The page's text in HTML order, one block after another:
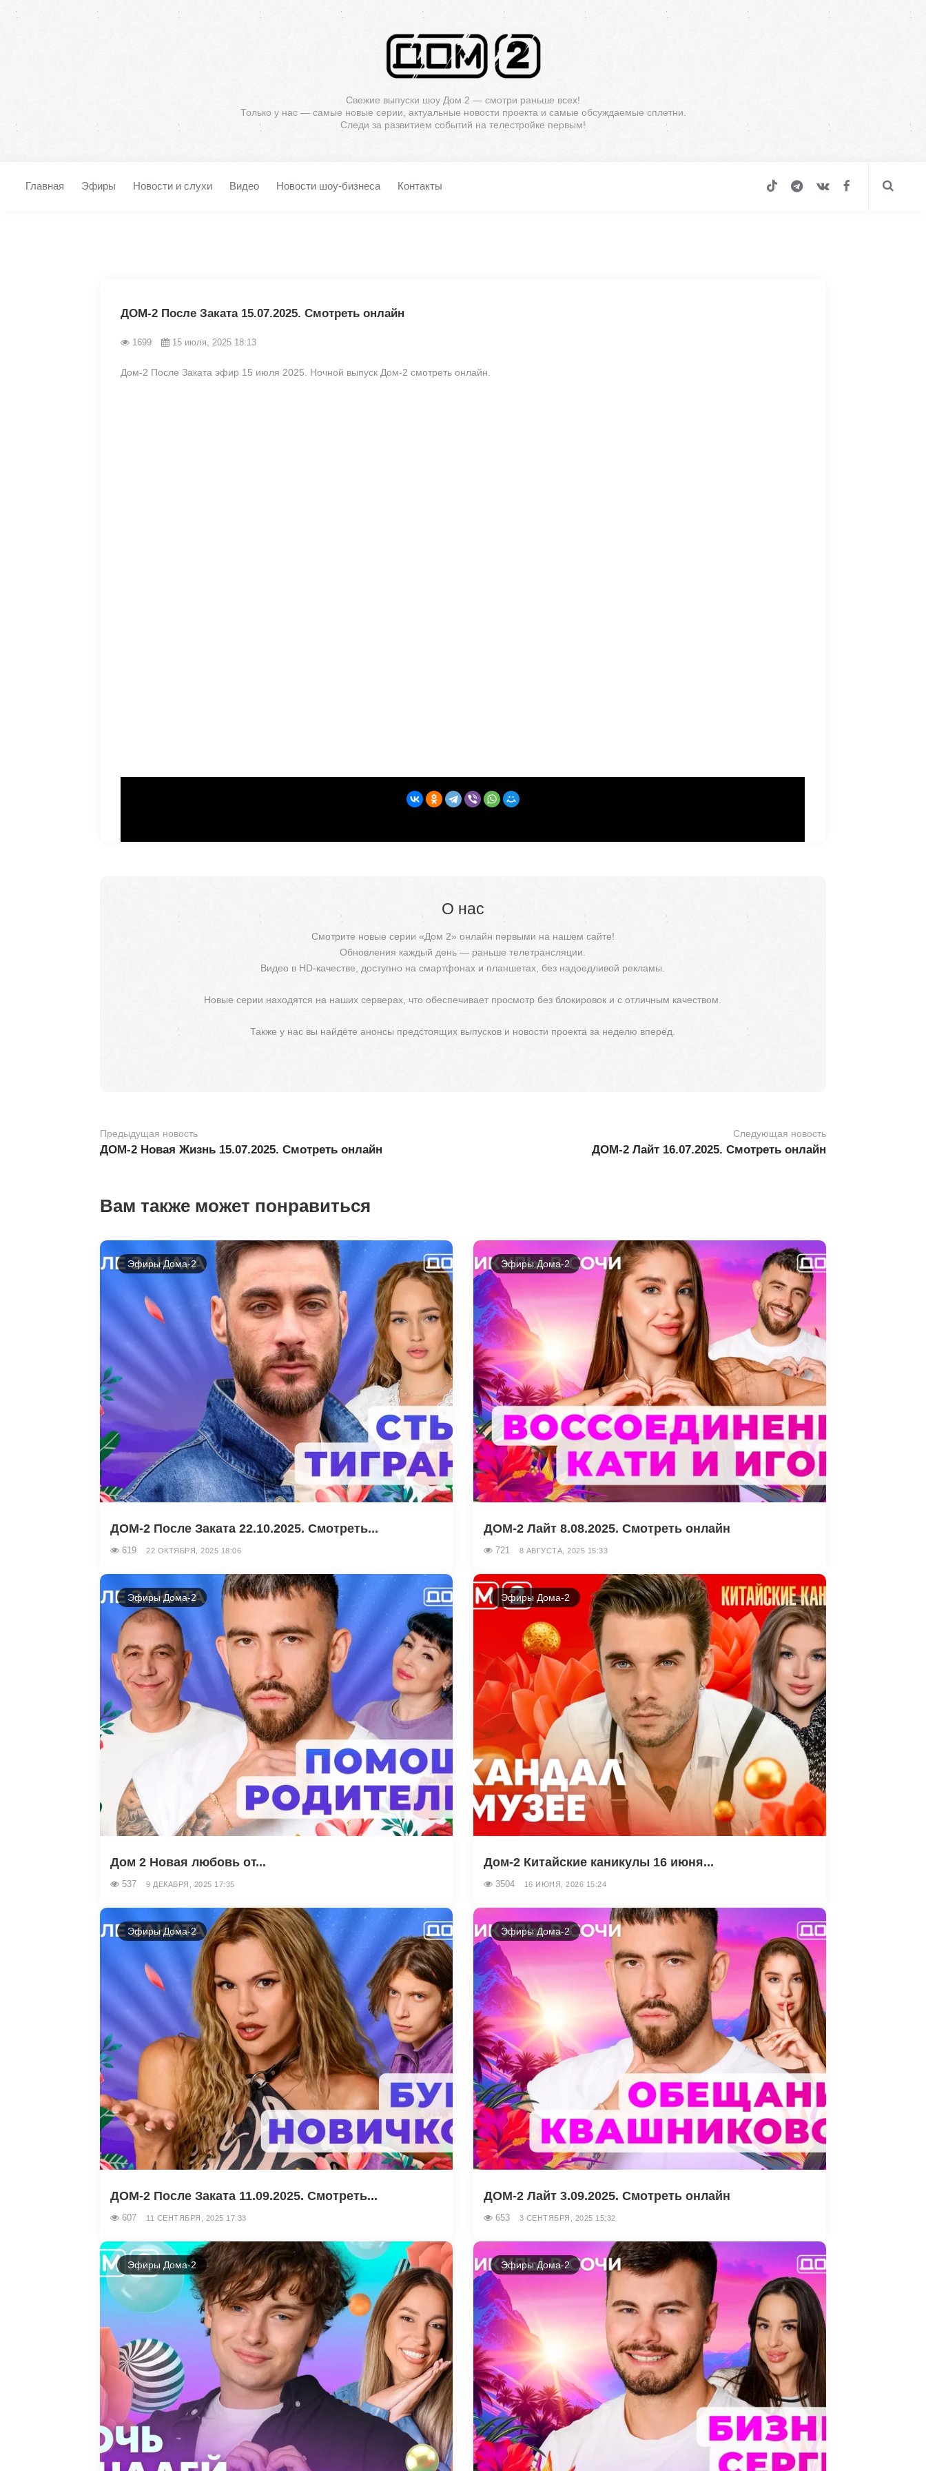
Свежие выпуски шоу Дом 2 — смотри раньше всех!
Только у нас — самые новые серии, актуальные новости проекта и самые обсуждаемые сплетни.
Следи за развитием событий на телестройке первым!
Главная Эфиры Новости и слухи Видео Новости шоу-бизнеса Контакты
ДОМ-2 После Заката 15.07.2025. Смотреть онлайн
1699 15 июля, 2025 18:13
Дом-2 После Заката эфир 15 июля 2025. Ночной выпуск Дом-2 смотреть онлайн.
О нас
Смотрите новые серии «Дом 2» онлайн первыми на нашем сайте!
Обновления каждый день — раньше телетрансляции.
Видео в HD-качестве, доступно на смартфонах и планшетах, без надоедливой рекламы.
Новые серии находятся на наших серверах, что обеспечивает просмотр без блокировок и с отличным качеством.
Также у нас вы найдёте анонсы предстоящих выпусков и новости проекта за неделю вперёд.
Предыдущая новость
ДОМ-2 Новая Жизнь 15.07.2025. Смотреть онлайн
Следующая новость
ДОМ-2 Лайт 16.07.2025. Смотреть онлайн
Вам также может понравиться
Эфиры Дома-2
ДОМ-2 После Заката 22.10.2025. Смотреть...
619 22 ОКТЯБРЯ, 2025 18:06
Эфиры Дома-2
ДОМ-2 Лайт 8.08.2025. Смотреть онлайн
721 8 АВГУСТА, 2025 15:33
Эфиры Дома-2
Дом 2 Новая любовь от...
537 9 ДЕКАБРЯ, 2025 17:35
Эфиры Дома-2
Дом-2 Китайские каникулы 16 июня...
3504 16 ИЮНЯ, 2026 15:24
Эфиры Дома-2
ДОМ-2 После Заката 11.09.2025. Смотреть...
607 11 СЕНТЯБРЯ, 2025 17:33
Эфиры Дома-2
ДОМ-2 Лайт 3.09.2025. Смотреть онлайн
653 3 СЕНТЯБРЯ, 2025 15:32
Эфиры Дома-2 Эфиры Дома-2